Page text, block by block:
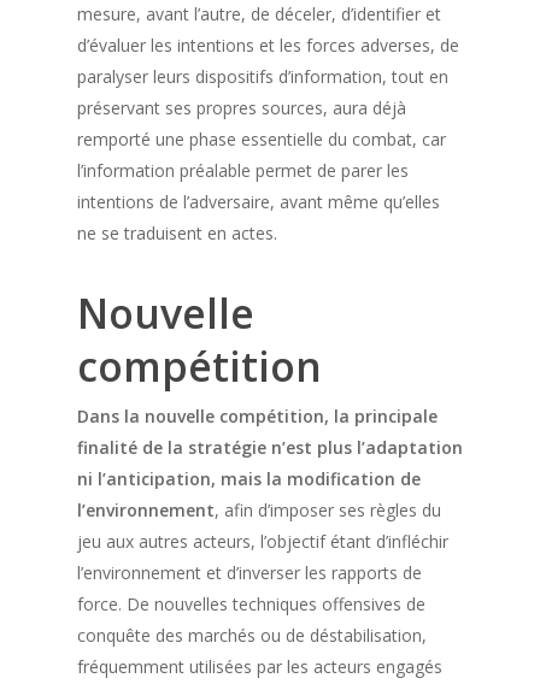
mesure, avant l’autre, de déceler, d’identifier et
d’évaluer les intentions et les forces adverses, de
paralyser leurs dispositifs d’information, tout en
préservant ses propres sources, aura déjà
remporté une phase essentielle du combat, car
l’information préalable permet de parer les
intentions de l’adversaire, avant même qu’elles
ne se traduisent en actes.
Nouvelle
compétition
Dans la nouvelle compétition, la principale
finalité de la stratégie n’est plus l’adaptation
ni l’anticipation, mais la modification de
l’environnement, afin d’imposer ses règles du
jeu aux autres acteurs, l’objectif étant d’infléchir
l’environnement et d’inverser les rapports de
force. De nouvelles techniques offensives de
conquête des marchés ou de déstabilisation,
fréquemment utilisées par les acteurs engagés